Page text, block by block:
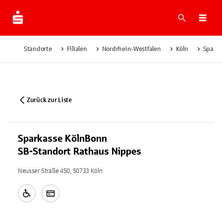
Suche
Standorte Filialen Nordrhein-Westfalen Köln
Zurück zur Liste
Sparkasse KölnBonn
SB-Standort Rathaus Nippes
Neusser Straße 450, 50733 Köln